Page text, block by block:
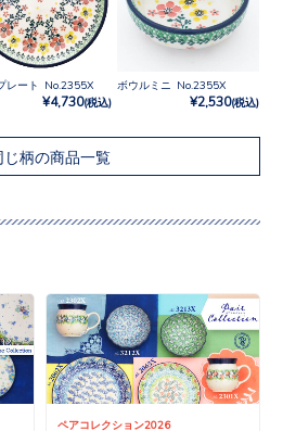
レート No.2355X
¥4,730(税込)
ボウルミニ No.2355X
¥2,530(税込)
じ柄の商品一覧
ペアコレクション2026